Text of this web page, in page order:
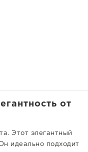
от
Этот элегантный
идеально подходит